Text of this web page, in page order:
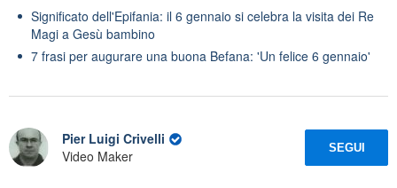
Significato dell'Epifania: il 6 gennaio si celebra la visita dei Re
Magi a Gesù bambino
7 frasi per augurare una buona Befana: 'Un felice 6 gennaio'
Pier Luigi Crivelli
Video Maker
SEGUI